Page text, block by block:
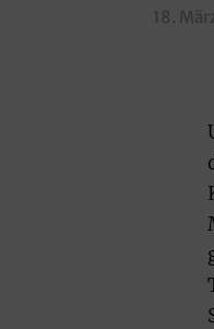
18.